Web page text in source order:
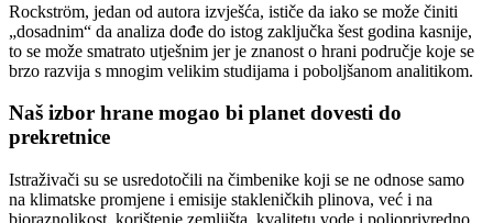
Rockström, jedan od autora izvješća, ističe da iako se može činiti
„dosadnim“ da analiza dođe do istog zaključka šest godina kasnije,
to se može smatrato utješnim jer je znanost o hrani područje koje se
brzo razvija s mnogim velikim studijama i poboljšanom analitikom.
Naš izbor hrane mogao bi planet dovesti do
prekretnice
Istraživači su se usredotočili na čimbenike koji se ne odnose samo
na klimatske promjene i emisije stakleničkih plinova, već i na